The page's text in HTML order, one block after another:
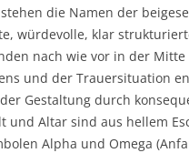
die Namen der
würdevolle, klar
nach wie vor in der
und der Trauersituation
Gestaltung durch
und Altar sind aus hellem
Alpha und Omega